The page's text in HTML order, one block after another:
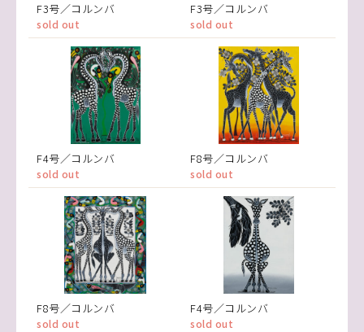
F3号／コルンバ
sold out
F3号／コルンバ
sold out
F4号／コルンバ
sold out
F8号／コルンバ
sold out
F8号／コルンバ
sold out
F4号／コルンバ
sold out